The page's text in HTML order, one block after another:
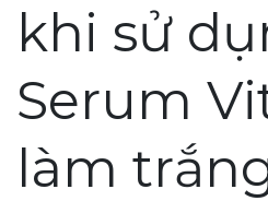
khi sử
Serum
làm